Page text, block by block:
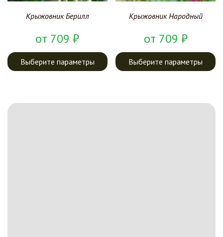
Крыжовник Берилл
от 709₽
Выберите параметры
Крыжовник Народный
от 709 ₽
Выберите параметры